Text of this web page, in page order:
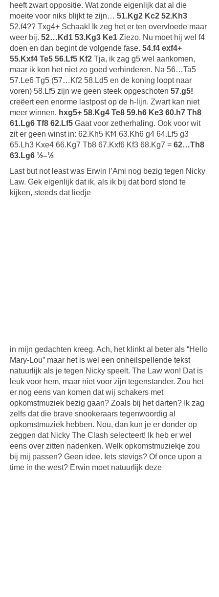
heeft zwart oppositie. Wat zonde eigenlijk dat al die
moeite voor niks blijkt te zijn… 51.Kg2 Kc2 52.Kh3
52.f4?? Txg4+ Schaak! Ik zeg het er ten overvloede maar
weer bij. 52…Kd1 53.Kg3 Ke1 Ziezo. Nu moet hij wel f4
doen en dan begint de volgende fase. 54.f4 exf4+
55.Kxf4 Te5 56.Lf5 Kf2 Tja, ik zag g5 wel aankomen,
maar ik kon het niet zo goed verhinderen. Na 56…Ta5
57.Le6 Tg5 (57…Kf2 58.Ld5 en de koning loopt naar
voren) 58.Lf5 zijn we geen steek opgeschoten 57.g5!
creëert een enorme lastpost op de h-lijn. Zwart kan niet
meer winnen. hxg5+ 58.Kg4 Te8 59.h6 Ke3 60.h7 Th8
61.Lg6 Tf8 62.Lf5 Gaat voor zetherhaling. Ook voor wit
zit er geen winst in: 62.Kh5 Kf4 63.Kh6 g4 64.Lf5 g3
65.Lh3 Kxe4 66.Kg7 Tb8 67.Kxf6 Kf3 68.Kg7 = 62…Th8
63.Lg6 ½–½
Last but not least was Erwin l’Ami nog bezig tegen Nicky
Law. Gek eigenlijk dat ik, als ik bij dat bord stond te
kijken, steeds dat liedje
in mijn gedachten kreeg. Ach, het klinkt al beter als “Hello
Mary-Lou” maar het is wel een onheilspellende tekst
natuurlijk als je tegen Nicky speelt. The Law won! Dat is
leuk voor hem, maar niet voor zijn tegenstander. Zou het
er nog eens van komen dat wij schakers met
opkomstmuziek bezig gaan? Zoals bij het darten? Ik zag
zelfs dat die brave snookeraars tegenwoordig al
opkomstmuziek hebben. Nou, dan kun je er donder op
zeggen dat Nicky The Clash selecteert! Ik heb er wel
eens over zitten nadenken. Welk opkomstmuziekje zou
bij mij passen? Geen idee. Iets stevigs? Of once upon a
time in the west? Erwin moet natuurlijk deze